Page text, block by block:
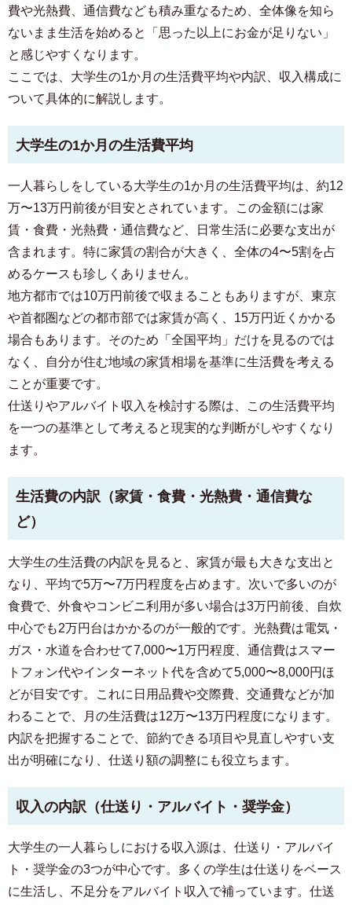
費や光熱費、通信費なども積み重なるため、全体像を知ら
ないまま生活を始めると「思った以上にお金が足りない」
と感じやすくなります。
ここでは、大学生の1か月の生活費平均や内訳、収入構成に
ついて具体的に解説します。
大学生の1か月の生活費平均
一人暮らしをしている大学生の1か月の生活費平均は、約12
万〜13万円前後が目安とされています。この金額には家
賃・食費・光熱費・通信費など、日常生活に必要な支出が
含まれます。特に家賃の割合が大きく、全体の4〜5割を占
めるケースも珍しくありません。
地方都市では10万円前後で収まることもありますが、東京
や首都圏などの都市部では家賃が高く、15万円近くかかる
場合もあります。そのため「全国平均」だけを見るのでは
なく、自分が住む地域の家賃相場を基準に生活費を考える
ことが重要です。
仕送りやアルバイト収入を検討する際は、この生活費平均
を一つの基準として考えると現実的な判断がしやすくなり
ます。
生活費の内訳（家賃・食費・光熱費・通信費な
ど）
大学生の生活費の内訳を見ると、家賃が最も大きな支出と
なり、平均で5万〜7万円程度を占めます。次いで多いのが
食費で、外食やコンビニ利用が多い場合は3万円前後、自炊
中心でも2万円台はかかるのが一般的です。光熱費は電気・
ガス・水道を合わせて7,000〜1万円程度、通信費はスマー
トフォン代やインターネット代を含めて5,000〜8,000円ほ
どが目安です。これに日用品費や交際費、交通費などが加
わることで、月の生活費は12万〜13万円程度になります。
内訳を把握することで、節約できる項目や見直しやすい支
出が明確になり、仕送り額の調整にも役立ちます。
収入の内訳（仕送り・アルバイト・奨学金）
大学生の一人暮らしにおける収入源は、仕送り・アルバイ
ト・奨学金の3つが中心です。多くの学生は仕送りをベース
に生活し、不足分をアルバイト収入で補っています。仕送